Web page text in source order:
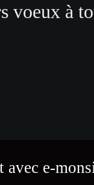
voeux à
avec e-